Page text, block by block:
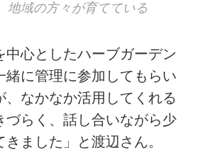
地域の方々が育てている
中心としたハーブガーデン
緒に管理に参加してもらい
、なかなか活用してくれる
づらく、話し合いながら少
ました」と渡辺さん。